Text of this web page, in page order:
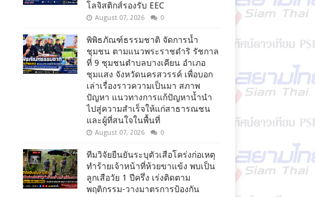
โลจิสติกส์รองรับ EEC
August 07, 2026 0
พิพิธภัณฑ์ธรรมชาติ จัดการน้ำ
ชุมชน ตามแนวพระราชดำริ รัชกาล
ที่ 9 ชุมชนตำบลบางเคียน อำเภอ
ชุมแสง จังหวัดนครสวรรค์ เพื่อบอก
เล่าเรื่องราวความเป็นมา สภาพ
ปัญหา แนวทางการแก้ปัญหาน้ำนำ
ไปสู่ความสำเร็จให้แก่สาธารณชน
และผู้ที่สนใจในพื้นที่
August 07, 2026 0
ทีมวิจัยยืนยันระบุตัวเสือโคร่งก่อเหตุ
ทำร้ายเจ้าหน้าที่ห้วยขาแข้ง พบเป็น
ลูกเสือวัย 1 ปีครึ่ง เร่งติดตาม
พฤติกรรม-วางมาตรการป้องกัน